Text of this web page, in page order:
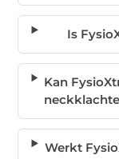
Is
Kan
Werkt